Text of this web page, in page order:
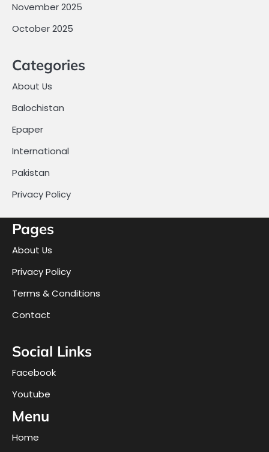
November 2025
October 2025
Categories
About Us
Balochistan
Epaper
International
Pakistan
Privacy Policy
Pages
About Us
Privacy Policy
Terms & Conditions
Contact
Social Links
Facebook
Youtube
Menu
Home